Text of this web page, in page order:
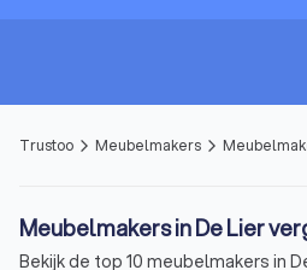
Trustoo arrow_forward_ios Meubelmakers arrow_forward_ios
Meubelmakers in De Lier
Bekijk de top 10 meubelmakers in